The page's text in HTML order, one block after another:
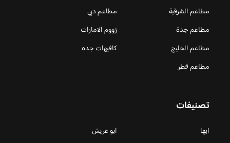
مطاعم الشرقية
مطاعم دبي
مطاعم جدة
زووم الامارات
مطاعم الخليج
كافيهات جده
مطاعم قطر
تصنيفات
ابها
ابو عريش